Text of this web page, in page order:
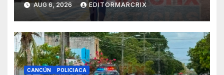
AUG 6, 2026 EDITORMARCRIX
CANCÚN POLICIACA